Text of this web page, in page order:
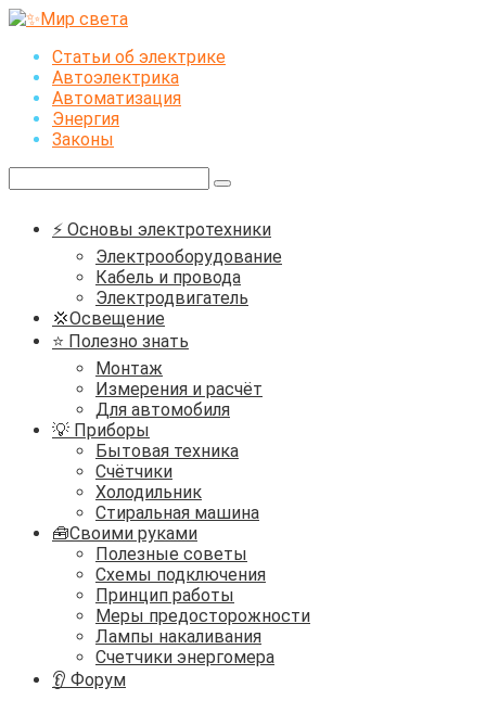
Перейти
контентуСтатьи об электрике
Автоэлектрика
Автоматизация
Энергия
Законы
⚡ Основы электротехники
Электрооборудование
Кабель и провода
Электродвигатель
💢Освещение
⭐ Полезно знать
Монтаж
Измерения и расчёт
Для автомобиля
💡 Приборы
Бытовая техника
Счётчики
Холодильник
Стиральная машина
🧰Своими руками
Полезные советы
Схемы подключения
Принцип работы
Меры предосторожности
Лампы накаливания
Счетчики энергомера
👂 Форум